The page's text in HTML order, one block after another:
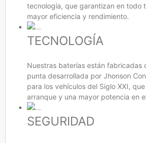
tecnología, que garantizan en todo
mayor eficiencia y rendimiento.
TECNOLOGÍA
Nuestras baterías están fabricadas
punta desarrollada por Jhonson
para los vehículos del Siglo XXI,
arranque y una mayor potencia en
SEGURIDAD